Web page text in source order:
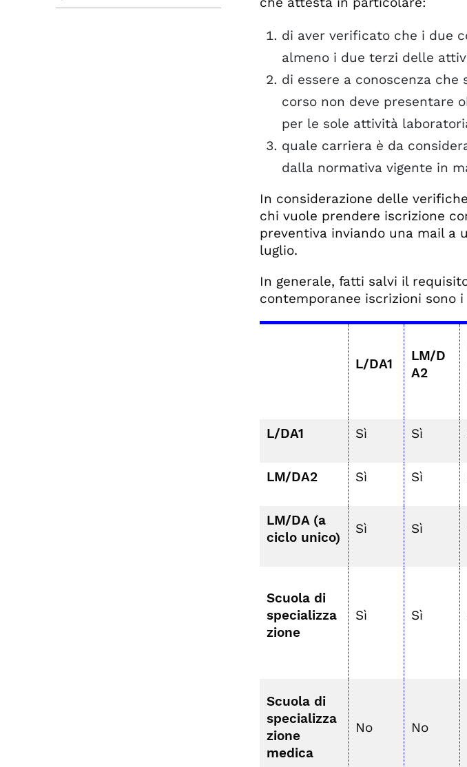
di aver verificato che i due
almeno i due terzi delle
di essere a conoscenza
corso non deve presentare
per le sole attività
quale carriera è da
dalla normativa vigente in
In considerazione delle
chi vuole prendere iscrizione
preventiva inviando una mail a
luglio.
In generale, fatti salvi il
contemporanee iscrizioni sono i
L/DA1
LM/D
A2
L/DA1 Sì Sì
LM/DA2 Sì Sì
LM/DA (a
ciclo unico)
Sì Sì
Scuola di
specializza
zione
Sì Sì
Scuola di
specializza
zione
medica
No No